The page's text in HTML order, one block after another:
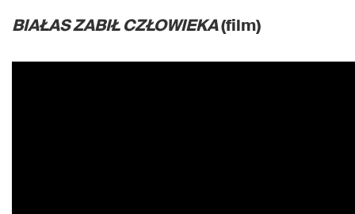
BIAŁAS ZABIŁ CZŁOWIEKA(film)